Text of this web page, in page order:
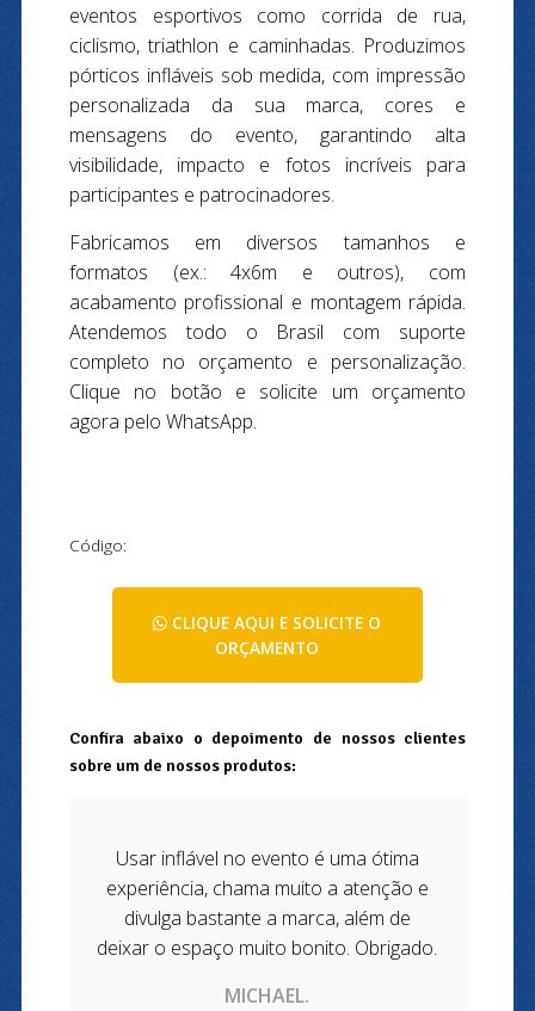
eventos esportivos como corrida de rua,
ciclismo, triathlon e caminhadas. Produzimos
pórticos infláveis sob medida, com impressão
personalizada da sua marca, cores e
mensagens do evento, garantindo alta
visibilidade, impacto e fotos incríveis para
participantes e patrocinadores.
Fabricamos em diversos tamanhos e
formatos (ex.: 4x6m e outros), com
acabamento profissional e montagem rápida.
Atendemos todo o Brasil com suporte
completo no orçamento e personalização.
Clique no botão e solicite um orçamento
agora pelo WhatsApp.
Código:
CLIQUE AQUI E SOLICITE O
ORÇAMENTO
Confira abaixo o depoimento de nossos clientes
sobre um de nossos produtos:
Usar inflável no evento é uma ótima
experiência, chama muito a atenção e
divulga bastante a marca, além de
deixar o espaço muito bonito. Obrigado.
​MICHAEL.